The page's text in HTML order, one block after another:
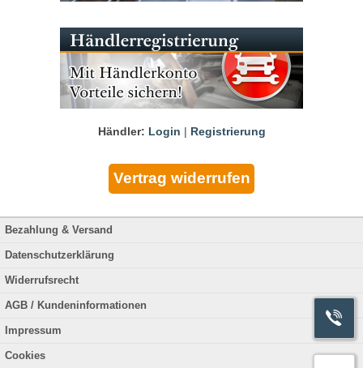
Händler: Login | Registrierung
Bezahlung & Versand
Datenschutzerklärung
Widerrufsrecht
AGB / Kundeninformationen
Impressum
Cookies